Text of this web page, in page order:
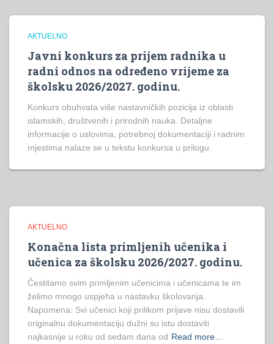
AKTUELNO
Javni konkurs za prijem radnika u
radni odnos na određeno vrijeme za
školsku 2026/2027. godinu.
Konkurs obuhvata više nastavničkih pozicija iz oblasti
islamskih, društvenih i prirodnih nauka. Detaljne
informacije o uslovima, potrebnoj dokumentaciji i radnim
mjestima nalaze se u tekstu konkursa u prilogu.
AKTUELNO
Konačna lista primljenih učenika i
učenica za školsku 2026/2027. godinu.
Čestitamo svim primljenim učenicima i učenicama te im
želimo mnogo uspjeha u nastavku školovanja.
Napomena: Svi učenici koji prilikom prijave nisu dostavili
originalnu dokumentaciju dužni su istu dostaviti
najkasnije u roku od sedam dana od Read more…